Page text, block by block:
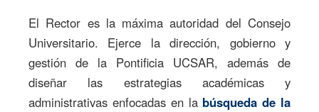
El Rector es la máxima autoridad del Consejo
Universitario. Ejerce la dirección, gobierno y
gestión de la Pontificia UCSAR, además de
diseñar las estrategias académicas y
administrativas enfocadas en la búsqueda de la